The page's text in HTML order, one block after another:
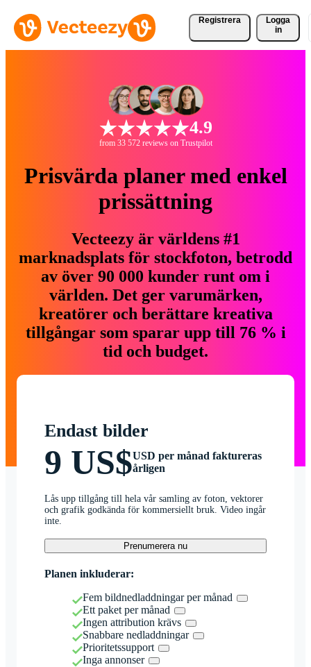
Registrera
Logga
in
4.9
from 33 572 reviews on Trustpilot
Prisvärda planer med enkel
prissättning
Vecteezy är världens #1
marknadsplats för stockfoton, betrodd
av över 90 000 kunder runt om i
världen. Det ger varumärken,
kreatörer och berättare kreativa
tillgångar som sparar upp till 76 % i
tid och budget.
Endast bilder
9 US$USD per månad faktureras
årligen
Lås upp tillgång till hela vår samling av foton, vektorer
och grafik godkända för kommersiellt bruk. Video ingår
inte.
Prenumerera nu
Planen inkluderar:
Fem bildnedladdningar per månad
Ett paket per månad
Ingen attribution krävs
Snabbare nedladdningar
Prioritetssupport
Inga annonser